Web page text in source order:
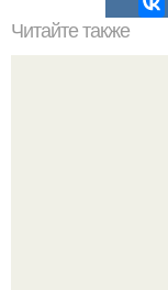
Читайте также